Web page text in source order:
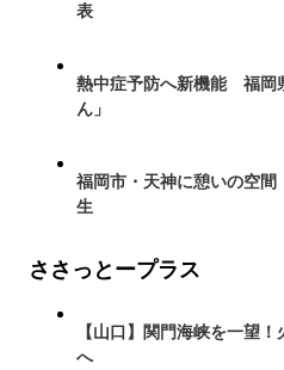
表
熱中症予防へ新機能 福岡
ん」
福岡市・天神に憩いの空間
生
ささっとープラス
【山口】関門海峡を一望
へ